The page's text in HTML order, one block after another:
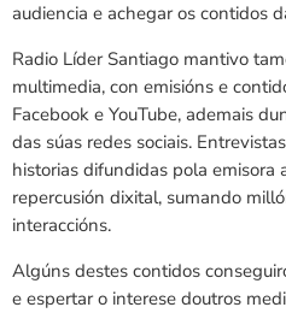
audiencia e achegar os contidos
Radio Líder Santiago mantivo
multimedia, con emisións e
Facebook e YouTube, ademais
das súas redes sociais.
historias difundidas pola
repercusión dixital, sumando
interaccións.
Algúns destes contidos
e espertar o interese doutros